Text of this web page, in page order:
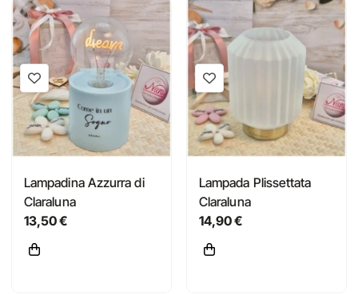
Lampadina Azzurra di
Claraluna
13,50 €
Lampada Plissettata
Claraluna
14,90 €